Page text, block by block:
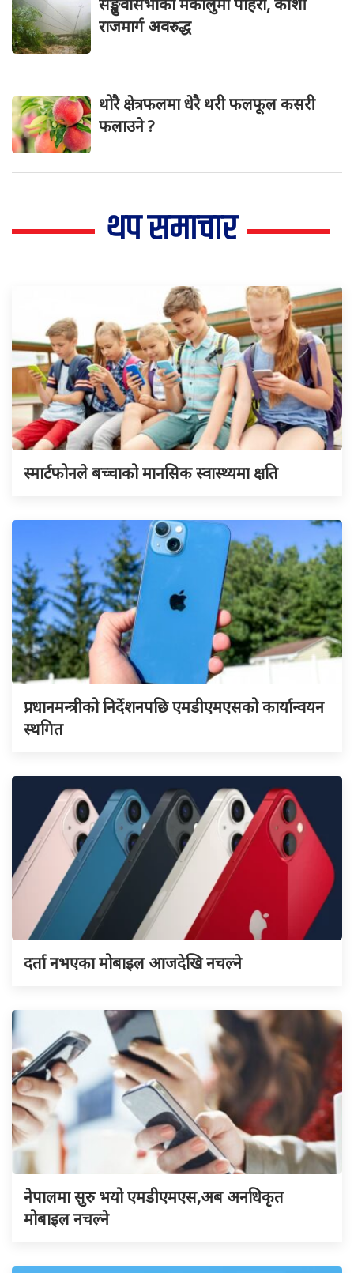
सङ्खुवासभाको मकालुमा पहिरो, कोशी
राजमार्ग अवरुद्ध
थोरै क्षेत्रफलमा धेरै थरी फलफूल कसरी
फलाउने ?
थप समाचार
स्मार्टफोनले बच्चाको मानसिक स्वास्थ्यमा क्षति
प्रधानमन्त्रीको निर्देशनपछि एमडीएमएसको कार्यान्वयन
स्थगित
दर्ता नभएका मोबाइल आजदेखि नचल्ने
नेपालमा सुरु भयो एमडीएमएस,अब अनधिकृत
मोबाइल नचल्ने